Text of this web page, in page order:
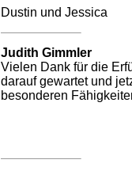
Dustin und Jessica
Judith Gimmler
Vielen Dank für die
darauf gewartet und
besonderen